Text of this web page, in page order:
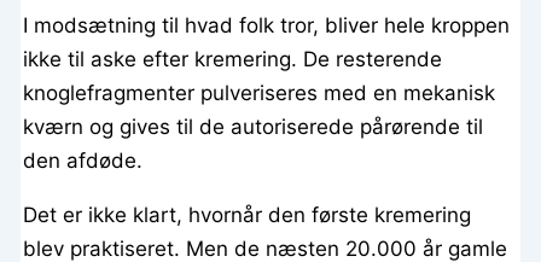
I modsætning til hvad folk tror, bliver hele kroppen
ikke til aske efter kremering. De resterende
knoglefragmenter pulveriseres med en mekanisk
kværn og gives til de autoriserede pårørende til
den afdøde.
Det er ikke klart, hvornår den første kremering
blev praktiseret. Men de næsten 20.000 år gamle